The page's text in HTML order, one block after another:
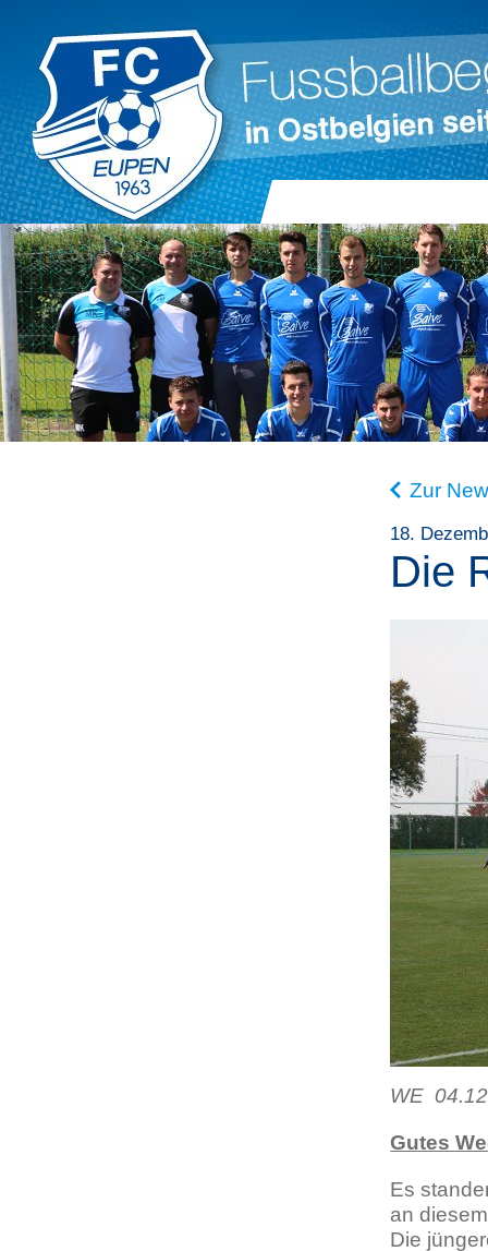
Zur
18.
Die
WE
Gutes
Es
an
Die